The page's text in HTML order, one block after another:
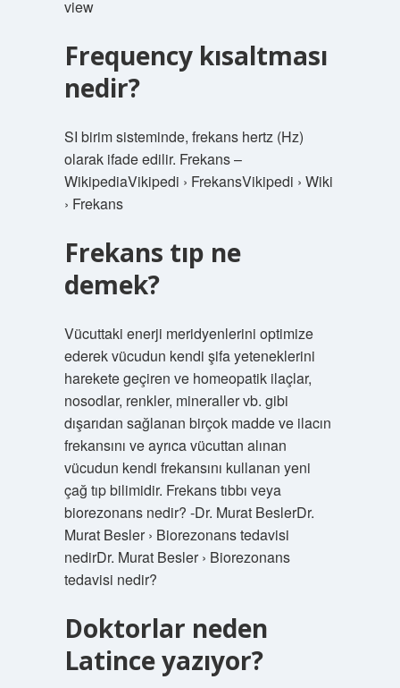
view
Frequency kısaltması
nedir?
SI birim sisteminde, frekans hertz (Hz)
olarak ifade edilir. Frekans –
WikipediaVikipedi › FrekansVikipedi › Wiki
› Frekans
Frekans tıp ne
demek?
Vücuttaki enerji meridyenlerini optimize
ederek vücudun kendi şifa yeteneklerini
harekete geçiren ve homeopatik ilaçlar,
nosodlar, renkler, mineraller vb. gibi
dışarıdan sağlanan birçok madde ve ilacın
frekansını ve ayrıca vücuttan alınan
vücudun kendi frekansını kullanan yeni
çağ tıp bilimidir. Frekans tıbbı veya
biorezonans nedir? -Dr. Murat BeslerDr.
Murat Besler › Biorezonans tedavisi
nedirDr. Murat Besler › Biorezonans
tedavisi nedir?
Doktorlar neden
Latince yazıyor?